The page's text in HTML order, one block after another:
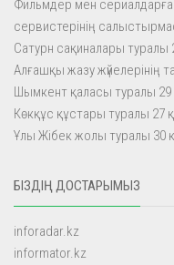
Фильмдер мен
сервистерінің
Сатурн сақиналары
Алғашқы жазу жүйелерінің
Шымкент қаласы туралы
Көкқұс құстары туралы 27
Ұлы Жібек жолы туралы 30
БІЗДІҢ ДОСТАРЫМЫЗ
inforadar.kz
informator.kz